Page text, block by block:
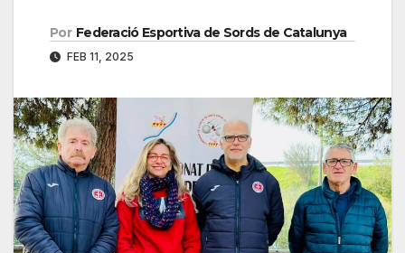
Por Federació Esportiva de Sords de Catalunya
FEB 11, 2025